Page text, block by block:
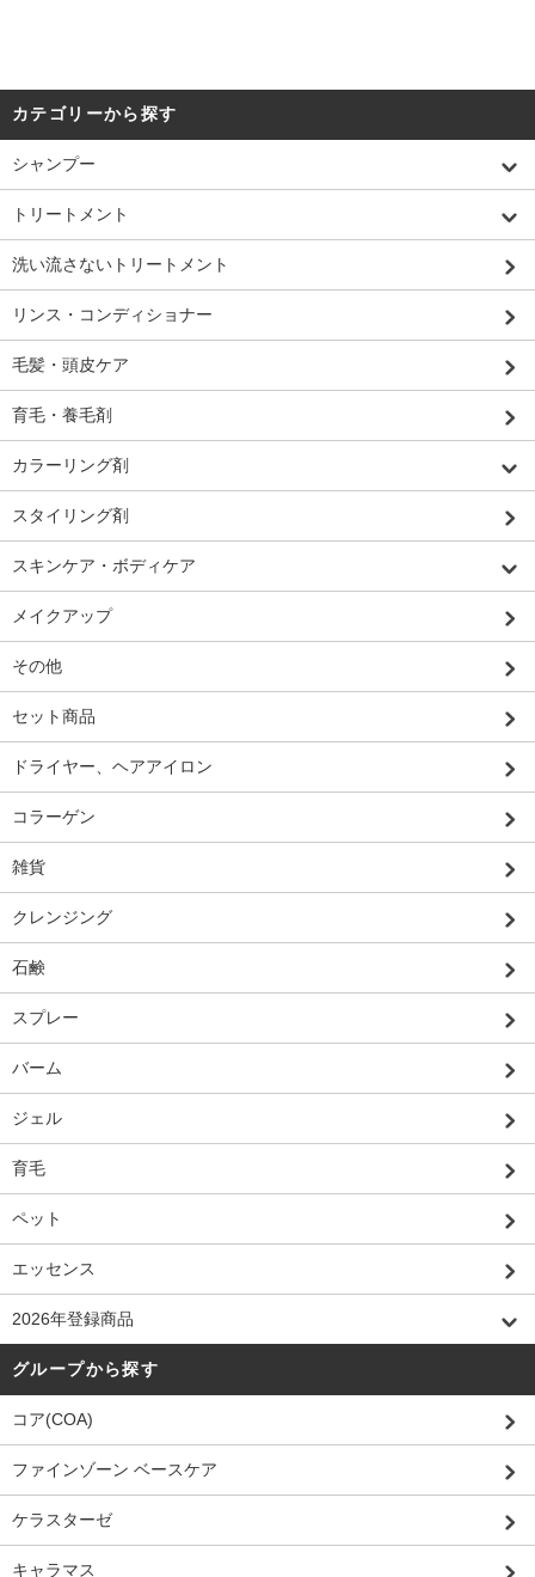
カテゴリーから探す
シャンプー
トリートメント
洗い流さないトリートメント
リンス・コンディショナー
毛髪・頭皮ケア
育毛・養毛剤
カラーリング剤
スタイリング剤
スキンケア・ボディケア
メイクアップ
その他
セット商品
ドライヤー、ヘアアイロン
コラーゲン
雑貨
クレンジング
石鹸
スプレー
バーム
ジェル
育毛
ペット
エッセンス
2026年登録商品
グループから探す
コア(COA)
ファインゾーン ベースケア
ケラスターゼ
キャラマス